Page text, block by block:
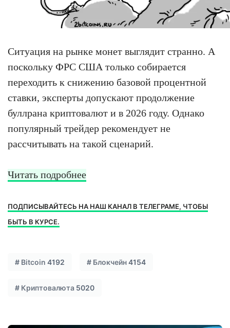
Ситуация на рынке монет выглядит странно. А
поскольку ФРС США только собирается
переходить к снижению базовой процентной
ставки, эксперты допускают продолжение
буллрана криптовалют и в 2026 году. Однако
популярный трейдер рекомендует не
рассчитывать на такой сценарий.
Читать подробнее
ПОДПИСЫВАЙТЕСЬ НА НАШ КАНАЛ В ТЕЛЕГРАМЕ, ЧТОБЫ
БЫТЬ В КУРСЕ.
# Bitcoin 4192 # Блокчейн4154
# Криптовалюта 5020